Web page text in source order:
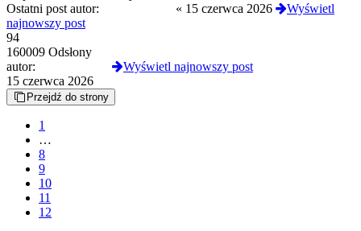
Ostatni post autor:
« 15 czerwca 2026
Wyświetl
najnowszy post
94
160009 Odsłony
autor:
Wyświetl najnowszy post
15 czerwca 2026
Przejdź do strony
1
…
8
9
10
11
12